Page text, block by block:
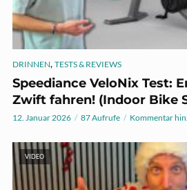
DRINNEN, TESTS & REVIEWS
Speediance VeloNix Test:
Zwift fahren! (Indoor Bike
12. Januar 2026 87 Aufrufe Kommentar
VIDEO